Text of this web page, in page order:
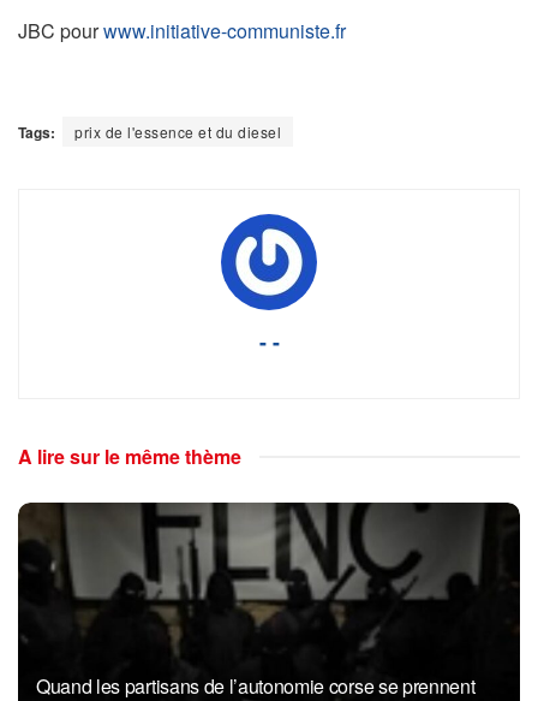
JBC pourwww.initiative-communiste.fr
Tags: prix de l'essence et du diesel
- -
A lire sur le même thème
Quand les partisans de l’autonomie corse se prennent